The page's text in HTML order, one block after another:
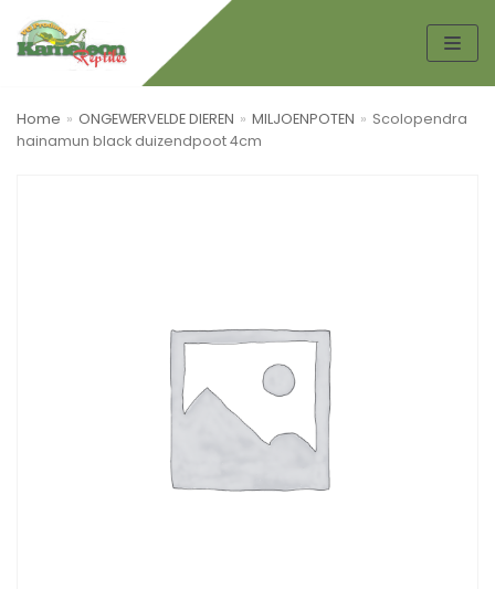
Spring
de
inhoud
Home » ONGEWERVELDE DIEREN » MILJOENPOTEN » Scolopendra
hainamun black duizendpoot 4cm